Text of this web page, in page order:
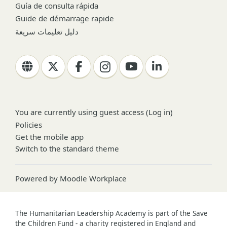
Guía de consulta rápida
Guide de démarrage rapide
دليل تعليمات سريعة
You are currently using guest access (Log in)
Policies
Get the mobile app
Switch to the standard theme
Powered by Moodle Workplace
The Humanitarian Leadership Academy is part of the Save
the Children Fund - a charity registered in England and